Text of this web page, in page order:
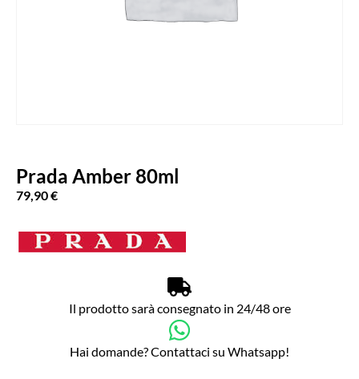
Prada Amber 80ml
79,90€
Il prodotto sarà consegnato in 24/48 ore
Hai domande? Contattaci su Whatsapp!